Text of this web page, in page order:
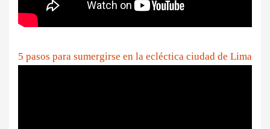
5 pasos para sumergirse en la ecléctica ciudad de Lima